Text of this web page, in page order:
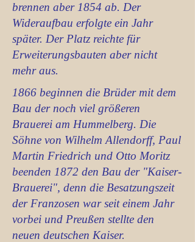
brennen aber 1854 ab. Der
Wideraufbau erfolgte ein Jahr
später. Der Platz reichte für
Erweiterungsbauten aber nicht
mehr aus.
1866 beginnen die Brüder mit dem
Bau der noch viel größeren
Brauerei am Hummelberg. Die
Söhne von Wilhelm Allendorff, Paul
Martin Friedrich und Otto Moritz
beenden 1872 den Bau der "Kaiser-
Brauerei", denn die Besatzungszeit
der Franzosen war seit einem Jahr
vorbei und Preußen stellte den
neuen deutschen Kaiser.